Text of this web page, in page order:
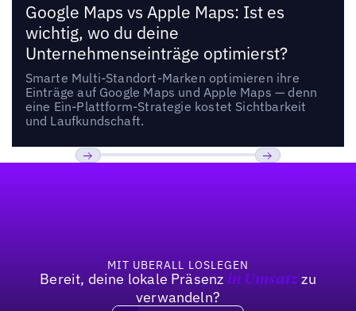
Google Maps vs Apple Maps: Ist es
wichtig, wo du deine
Unternehmenseinträge optimierst?
Smarte Multi-Standort-Marken optimieren ihre
Einträge auf Google Maps und Apple Maps — denn
eine Ein-Plattform-Strategie kostet Sichtbarkeit
und Laufkundschaft.
MIT UBERALL LOSLEGEN
Bereit, deine lokale Präsenz in Umsatzzu
verwandeln?